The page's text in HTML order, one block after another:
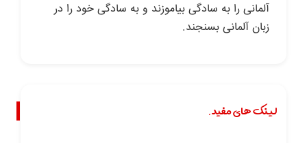
آلمانی را به سادگی بیاموزند و به سادگی خود را در
زبان آلمانی بسنجند.
لینک های مفید.